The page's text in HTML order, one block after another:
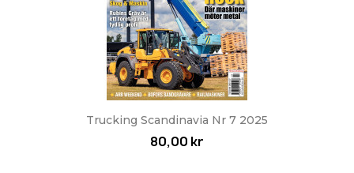
Trucking Scandinavia Nr 7 2025
80,00 kr